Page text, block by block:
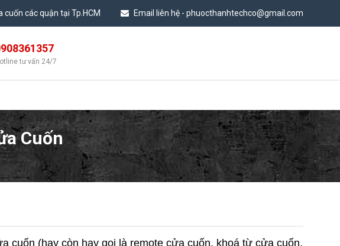
cuốn các quận tại Tp.HCM Email liên hệ - phuocthanhtechco@gmail.com
tư vấn 24/7
Cuốn
cuốn (hay còn hay gọi là remote cửa cuốn, khoá từ cửa cuốn,